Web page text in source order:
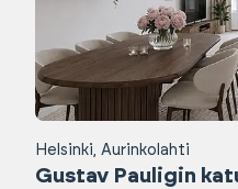
Helsinki, Aurinkolahti
Gustav Pauligin